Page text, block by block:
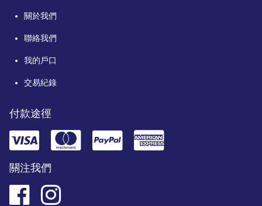
關於我們
聯絡我們
我的戶口
交易紀錄
付款途徑
關注我們